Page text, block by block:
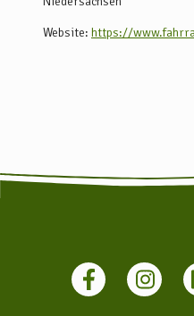
Website: https://